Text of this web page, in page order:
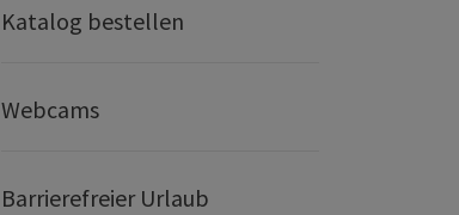
Katalog bestellen
Webcams
Barrierefreier Urlaub